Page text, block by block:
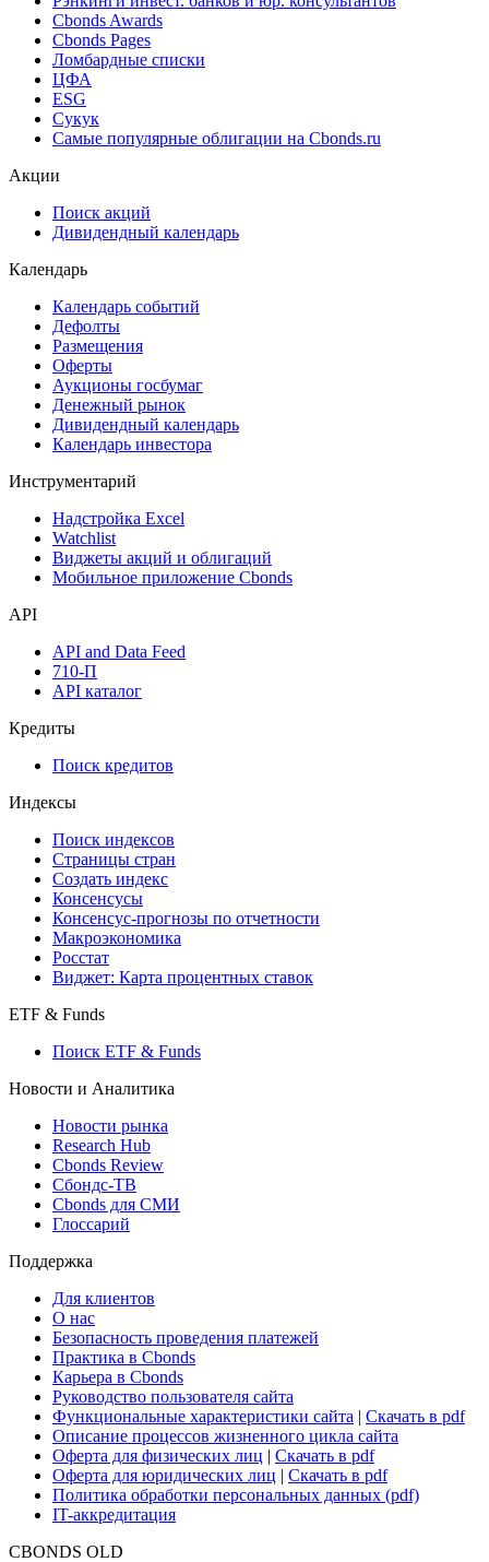
Cbonds Awards
Cbonds Pages
Ломбардные списки
ЦФА
ESG
Сукук
Самые популярные облигации на Cbonds.ru
Акции
Поиск акций
Дивидендный календарь
Календарь
Календарь событий
Дефолты
Размещения
Оферты
Аукционы госбумаг
Денежный рынок
Дивидендный календарь
Календарь инвестора
Инструментарий
Надстройка Excel
Watchlist
Виджеты акций и облигаций
Мобильное приложение Cbonds
API
API and Data Feed
710-П
API каталог
Кредиты
Поиск кредитов
Индексы
Поиск индексов
Страницы стран
Создать индекс
Консенсусы
Консенсус-прогнозы по отчетности
Макроэкономика
Росстат
Виджет: Карта процентных ставок
ETF & Funds
Поиск ETF & Funds
Новости и Аналитика
Новости рынка
Research Hub
Cbonds Review
Сбондс-ТВ
Cbonds для СМИ
Глоссарий
Поддержка
Для клиентов
О нас
Безопасность проведения платежей
Практика в Cbonds
Карьера в Cbonds
Руководство пользователя сайта
Функциональные характеристики сайта | Скачать в pdf
Описание процессов жизненного цикла сайта
Оферта для физических лиц | Скачать в pdf
Оферта для юридических лиц | Скачать в pdf
Политика обработки персональных данных (pdf)
IT-аккредитация
CBONDS OLD